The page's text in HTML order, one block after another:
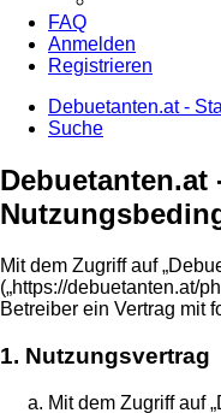
FAQ
Anmelden
Registrieren
Debuetanten.at -
Suche
Debuetanten.at
Mit dem Zugriff auf
(„https://debuetanten.at/
Betreiber ein Vertrag mit
1. Nutzungsvertrag
Mit dem Zugriff auf